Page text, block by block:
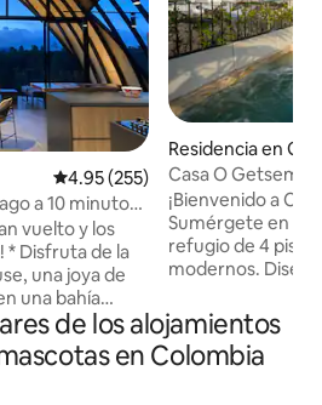
Calificación promedio: 4.95 de
4.95 (255)
a 10 minutos
al lago
vuelto y los
la
una joya de
una bahía
de Guatape.
techos de 6
a la
Residencia en
Casa O
¡Bienvenido a
Sumérgete en el
refugio de 4 pisos
modernos.
casa tiene
con la máxima
transporte
de los alojamientos
en Colombia